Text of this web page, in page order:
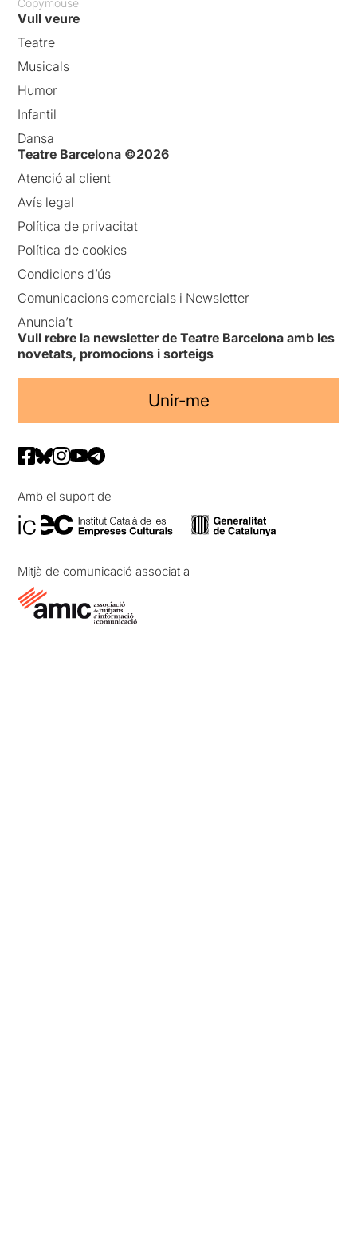
Copymouse
Vull veure
Teatre
Musicals
Humor
Infantil
Dansa
Teatre Barcelona ©2026
Atenció al client
Avís legal
Política de privacitat
Política de cookies
Condicions d’ús
Comunicacions comercials i Newsletter
Anuncia’t
Vull rebre la newsletter de Teatre Barcelona amb les
novetats, promocions i sorteigs
Unir-me
Amb el suport de
Mitjà de comunicació associat a